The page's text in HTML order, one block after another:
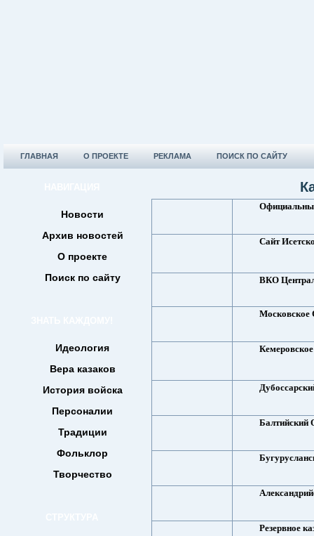
ГЛАВНАЯ О ПРОЕКТЕ РЕКЛАМА ПОИСК ПО САЙТУ
Новости
Архив новостей
О проекте
Поиск по сайту
Идеология
Вера казаков
История войска
Персоналии
Традиции
Фольклор
Творчество
Сайт
ВКО
Московское
Балтийский
Резервное